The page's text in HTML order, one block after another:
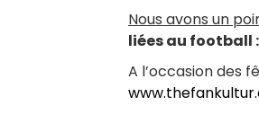
Nous avons un
liées au football
A l’occasion des